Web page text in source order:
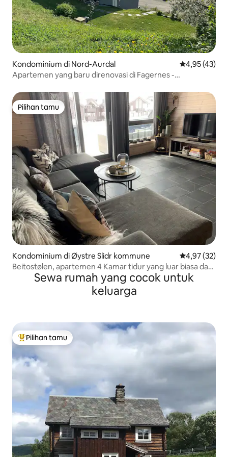
Kondominium di Nord-Aurdal Nilai rata-rata
4,95 (43)
Apartemen yang baru direnovasi di Fagernes -
Pilihan tamu
Pilihan tamu
Kondominium di Øystre Slidr kommune Nilai rata-rata
4,97 (32)
Beitostølen, apartemen 4 Kamar tidur yang luar biasa dan
modernSewa rumah yang cocok untuk
keluarga
Pilihan tamu terpopuler
Pilihan tamu